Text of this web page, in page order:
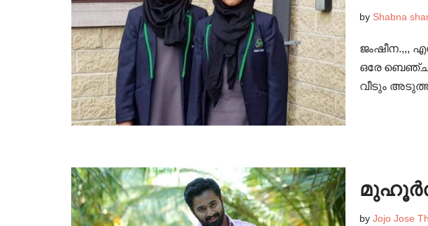
by Shabna
ജംഷീന.,,,
ഒരേ
വീടും
by Jojo Jose